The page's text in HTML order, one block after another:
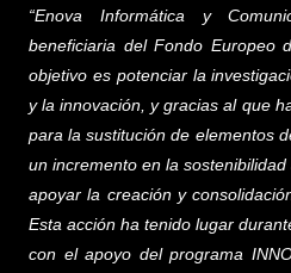
“Enova Informática y
beneficiaria del Fondo Europeo
objetivo es potenciar la
y la innovación, y gracias al que
para la sustitución de elementos
un incremento en la sostenibilidad
apoyar la creación y
Esta acción ha tenido lugar
con el apoyo del programa